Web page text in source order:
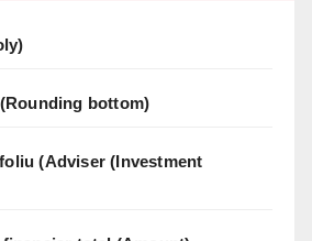
bottom)
(Adviser (Investment